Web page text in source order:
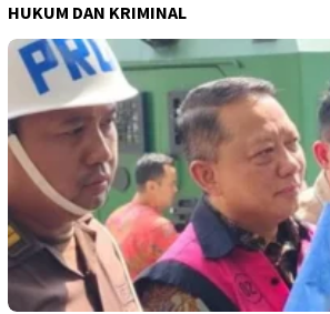
HUKUM DAN KRIMINAL